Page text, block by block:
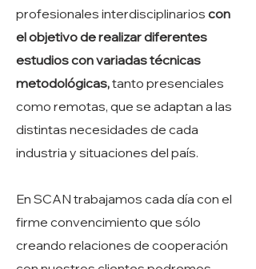
profesionales interdisciplinarios con
el objetivo de realizar diferentes
estudios con variadas técnicas
metodológicas,tanto presenciales
como remotas, que se adaptan a las
distintas necesidades de cada
industria y situaciones del país.
En SCAN trabajamos cada día con el
firme convencimiento que sólo
creando relaciones de cooperación